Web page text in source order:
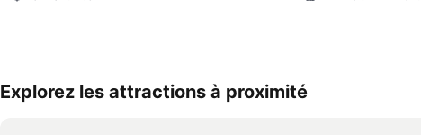
Explorez les attractions à proximité